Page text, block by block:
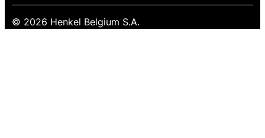
© 2026 Henkel Belgium S.A.